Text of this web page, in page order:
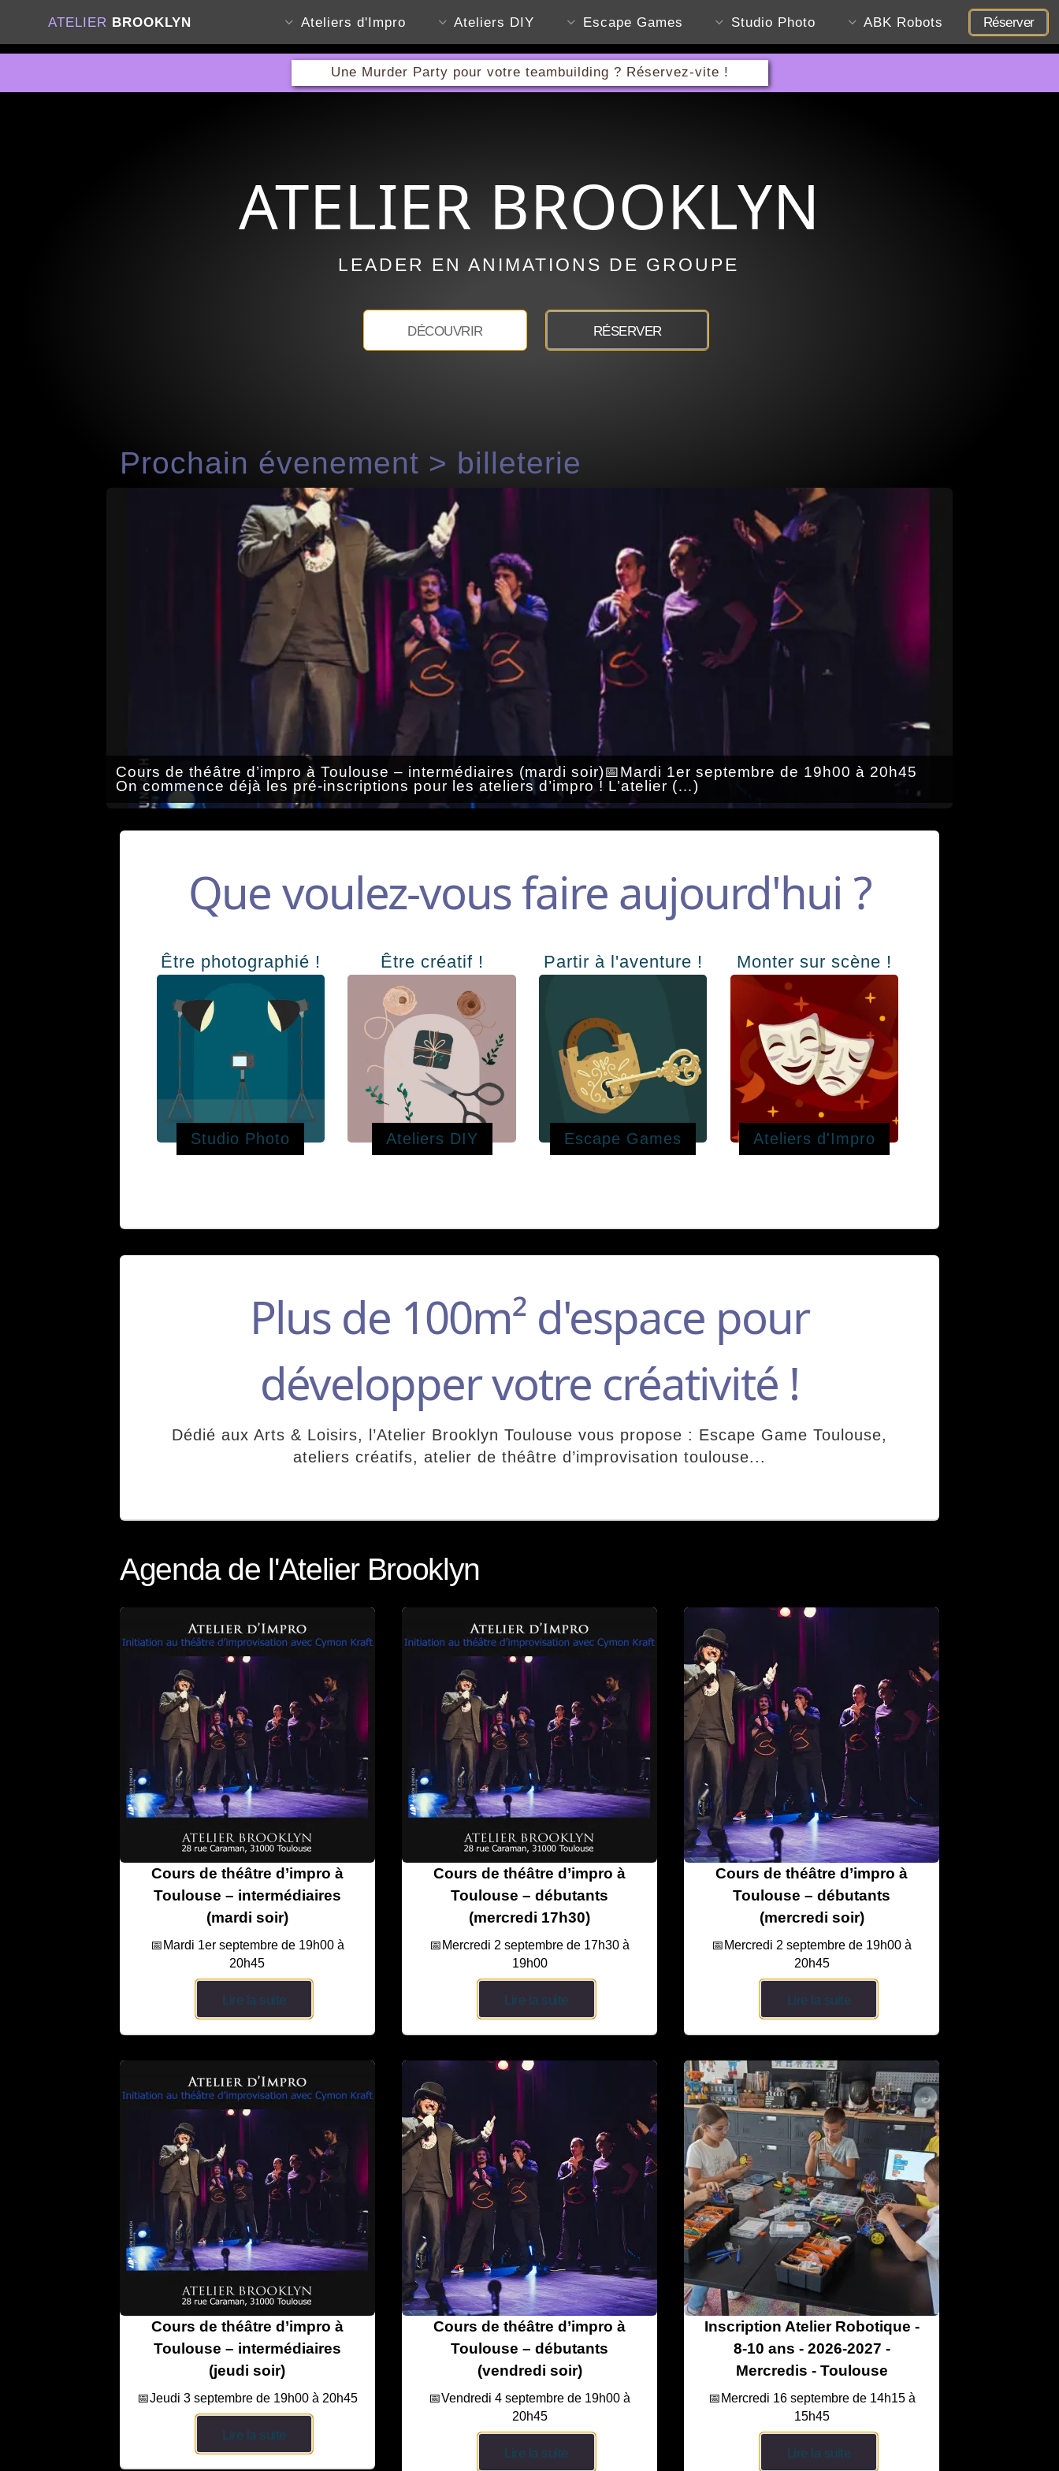
ATELIER BROOKLYN Ateliers d'Impro Ateliers DIY Escape Games Studio Photo ABK Robots Réserver
Une Murder Party pour votre teambuilding ? Réservez-vite !
ATELIER BROOKLYN
LEADER EN ANIMATIONS DE GROUPE
DÉCOUVRIR RÉSERVER
Prochain évenement > billeterie
Cours de théâtre d’impro à Toulouse – intermédiaires (mardi soir)📅Mardi 1er septembre de 19h00 à 20h45
On commence déjà les pré-inscriptions pour les ateliers d’impro ! L’atelier (…)
Que voulez-vous faire aujourd'hui ?
Être photographié !
Studio Photo
Être créatif !
Ateliers DIY
Partir à l'aventure !
Escape Games
Monter sur scène !
Ateliers d'Impro
Plus de 100m² d'espace pour
développer votre créativité !
Dédié aux Arts & Loisirs, l’Atelier Brooklyn Toulouse vous propose : Escape Game Toulouse,
ateliers créatifs, atelier de théâtre d’improvisation toulouse...
Agenda de l'Atelier Brooklyn
Cours de théâtre d’impro à
Toulouse – intermédiaires
(mardi soir)
📅Mardi 1er septembre de 19h00 à
20h45
Lire la suite
Cours de théâtre d’impro à
Toulouse – débutants
(mercredi 17h30)
📅Mercredi 2 septembre de 17h30 à
19h00
Lire la suite
Cours de théâtre d’impro à
Toulouse – débutants
(mercredi soir)
📅Mercredi 2 septembre de 19h00 à
20h45
Lire la suite
Cours de théâtre d’impro à
Toulouse – intermédiaires
(jeudi soir)
📅Jeudi 3 septembre de 19h00 à 20h45
Lire la suite
Cours de théâtre d’impro à
Toulouse – débutants
(vendredi soir)
📅Vendredi 4 septembre de 19h00 à
20h45
Lire la suite
Inscription Atelier Robotique -
8-10 ans - 2026-2027 -
Mercredis - Toulouse
📅Mercredi 16 septembre de 14h15 à
15h45
Lire la suite